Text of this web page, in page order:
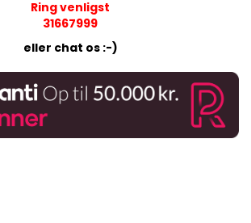
Ring venligst
31667999
eller chat os :-)